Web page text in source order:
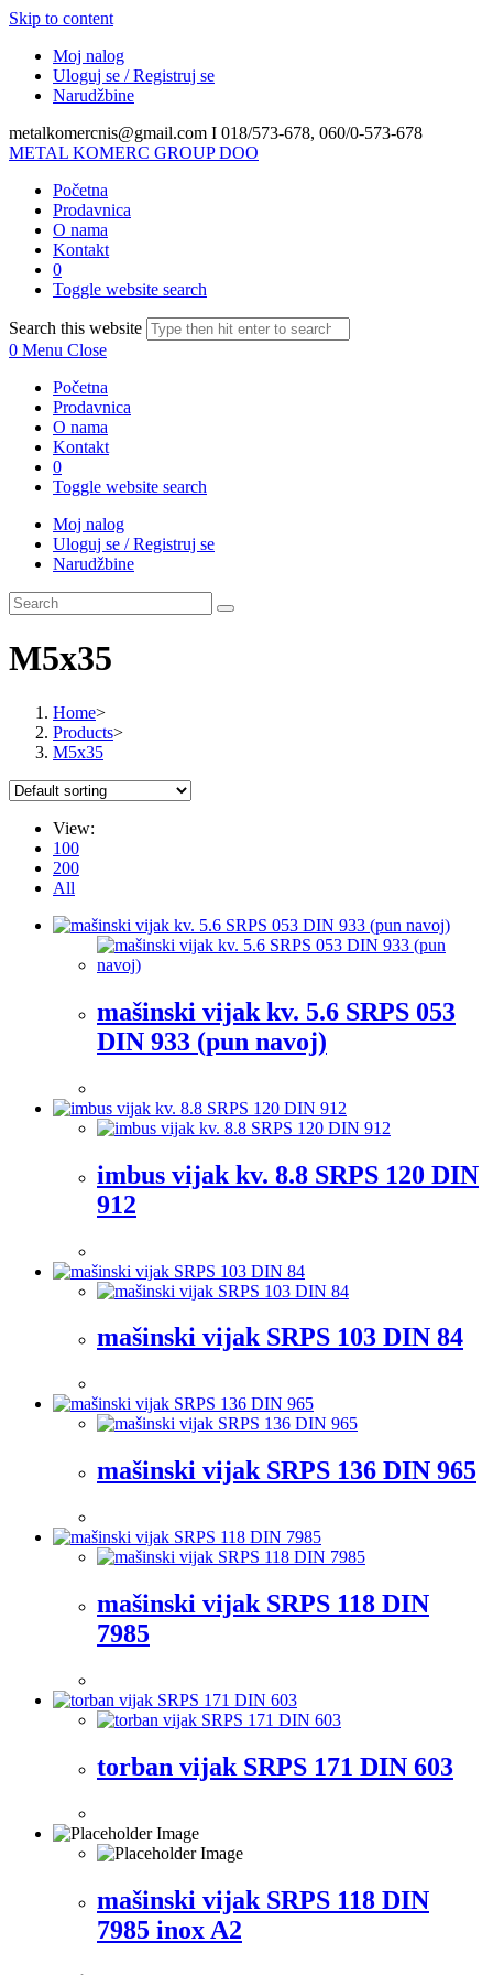
Skip to content
Moj nalog
Uloguj se / Registruj se
Narudžbine
metalkomercnis@gmail.com I 018/573-678, 060/0-573-678
METAL KOMERC GROUP DOO
Početna
Prodavnica
O nama
Kontakt
0
Toggle website search
Search this website
0 Menu Close
Početna
Prodavnica
O nama
Kontakt
0
Toggle website search
Moj nalog
Uloguj se / Registruj se
Narudžbine
M5x35
Home>
Products>
M5x35
View:
100
200
All
mašinski vijak kv. 5.6 SRPS 053
DIN 933 (pun navoj)
imbus vijak kv. 8.8 SRPS 120 DIN
912
mašinski vijak SRPS 103 DIN 84
mašinski vijak SRPS 136 DIN 965
mašinski vijak SRPS 118 DIN
7985
torban vijak SRPS 171 DIN 603
mašinski vijak SRPS 118 DIN
7985 inox A2